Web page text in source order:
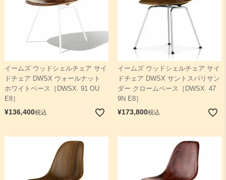
イームズ ウッドシェルチェア サイ
ドチェア DWSX ウォールナット
ホワイトベース［DWSX. 91 OU
E8］
¥136,400税込
イームズ ウッドシェルチェア サイ
ドチェア DWSX サントスパリサン
ダー クロームベース［DWSX. 47
9N E8］
¥173,800税込